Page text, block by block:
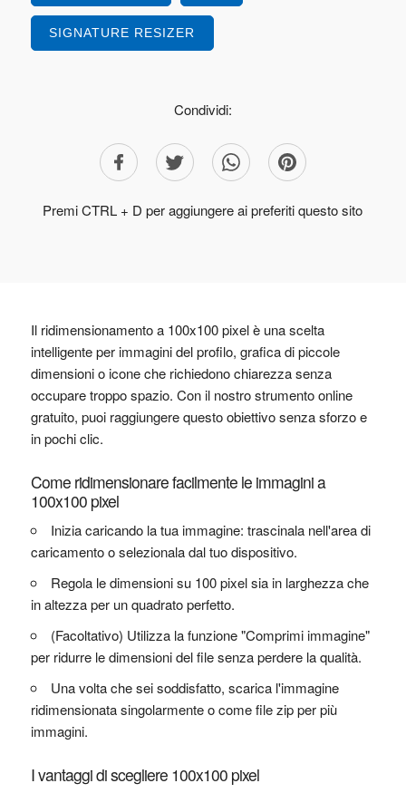
SIGNATURE RESIZER
Condividi:
Premi CTRL + D per aggiungere ai preferiti questo sito
Il ridimensionamento a 100x100 pixel è una scelta
intelligente per immagini del profilo, grafica di piccole
dimensioni o icone che richiedono chiarezza senza
occupare troppo spazio. Con il nostro strumento online
gratuito, puoi raggiungere questo obiettivo senza sforzo e
in pochi clic.
Come ridimensionare facilmente le immagini a
100x100 pixel
Inizia caricando la tua immagine: trascinala nell'area di
caricamento o selezionala dal tuo dispositivo.
Regola le dimensioni su 100 pixel sia in larghezza che
in altezza per un quadrato perfetto.
(Facoltativo) Utilizza la funzione "Comprimi immagine"
per ridurre le dimensioni del file senza perdere la qualità.
Una volta che sei soddisfatto, scarica l'immagine
ridimensionata singolarmente o come file zip per più
immagini.
I vantaggi di scegliere 100x100 pixel